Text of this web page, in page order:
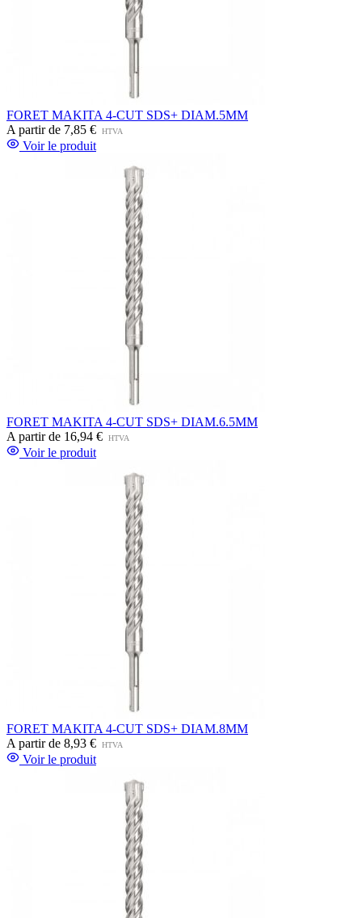
FORET MAKITA 4-CUT SDS+ DIAM.5MM
A partir de 7,85 € HTVA
Voir le produit
FORET MAKITA 4-CUT SDS+ DIAM.6.5MM
A partir de 16,94 € HTVA
Voir le produit
FORET MAKITA 4-CUT SDS+ DIAM.8MM
A partir de 8,93 € HTVA
Voir le produit